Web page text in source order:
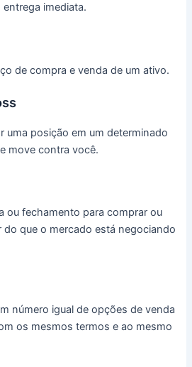
imediata.
de compra e venda de um ativo.
uma posição em um determinado
move contra você.
ou fechamento para comprar ou
do que o mercado está negociando
número igual de opções de venda
os mesmos termos e ao mesmo